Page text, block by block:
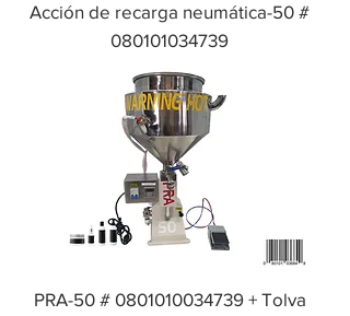
Acción de recarga neumática-50 #
080101034739
PRA-50 # 0801010034739 + Tolva